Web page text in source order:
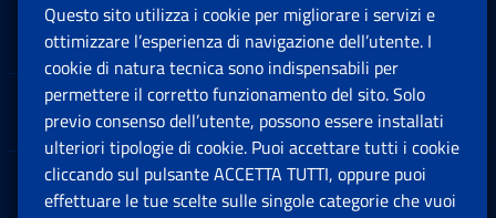
Sedi e Contatti
Software
Note Legali
Questo sito utilizza i cookie per migliorare i servizi e
ottimizzare l’esperienza di navigazione dell’utente. I
cookie di natura tecnica sono indispensabili per
permettere il corretto funzionamento del sito. Solo
previo consenso dell’utente, possono essere installati
ulteriori tipologie di cookie. Puoi accettare tutti i cookie
cliccando sul pulsante ACCETTA TUTTI, oppure puoi
effettuare le tue scelte sulle singole categorie che vuoi